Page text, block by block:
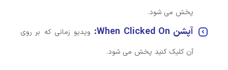
پخش می شود.
آپشن When Clicked On:
ویدیو زمانی که بر روی
آن کلیک کنید پخش می شود.